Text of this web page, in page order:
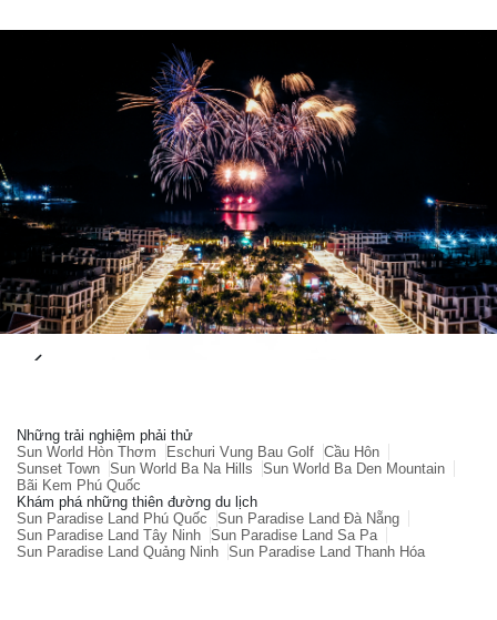
Những trải nghiệm phải thử
Sun World Hòn Thơm
Eschuri Vung Bau Golf Cầu Hôn
Sunset Town Sun World Ba Na Hills
Sun World Ba Den Mountain
Bãi Kem Phú Quốc
Khám phá những thiên đường du lịch
Sun Paradise Land Phú Quốc
Sun Paradise Land Đà Nẵng
Sun Paradise Land Tây Ninh Sun Paradise Land Sa Pa
Sun Paradise Land Quảng Ninh Sun Paradise Land Thanh Hóa